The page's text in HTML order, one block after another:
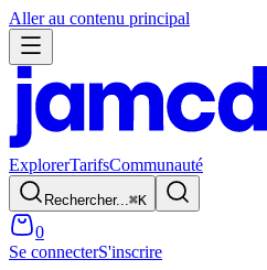
Aller au contenu principal
ExplorerTarifsCommunauté
Rechercher... ⌘K
0
Se connecterS'inscrire